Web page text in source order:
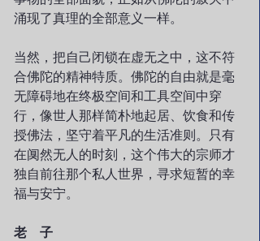
涌现了真理的全部意义一样。
当然，把自己闭锁在虚无之中，这不符
合佛陀的精神特质。佛陀的自由就是毫
无障碍地在终极空间和工具空间中穿
行，像世人那样简朴地起居、饮食和传
授佛法，坚守着平凡的生活准则。只有
在阒然无人的时刻，这个伟大的宗师才
独自前往那个私人世界，寻求短暂的幸
福与安宁。
老　子